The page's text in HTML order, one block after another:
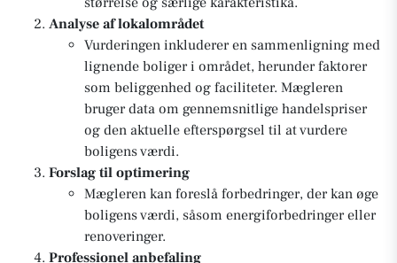
Analyse af lokalområdet
Vurderingen inkluderer en sammenligning med
lignende boliger i området, herunder faktorer
som beliggenhed og faciliteter. Mægleren
bruger data om gennemsnitlige handelspriser
og den aktuelle efterspørgsel til at vurdere
boligens værdi.
Forslag til optimering
Mægleren kan foreslå forbedringer, der kan øge
boligens værdi, såsom energiforbedringer eller
renoveringer.
Professionel anbefaling